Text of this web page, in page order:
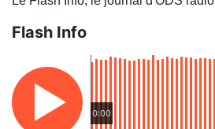
Flash Info
0:00